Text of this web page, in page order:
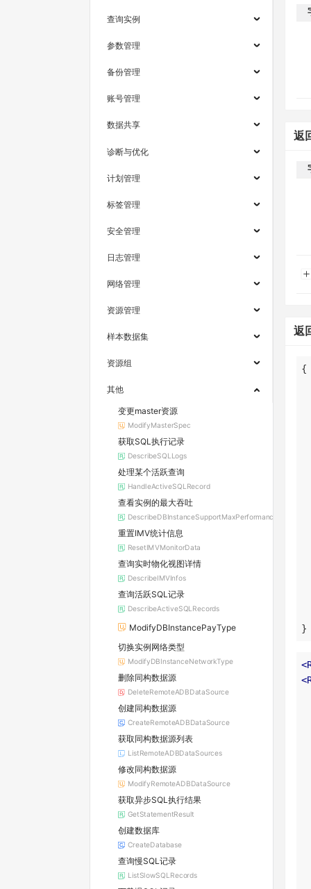
查询实例
参数管理
备份管理
账号管理
数据共享
诊断与优化
计划管理
标签管理
安全管理
日志管理
网络管理
资源管理
样本数据集
资源组
其他
变更master资源
ModifyMasterSpec
获取SQL执行记录
DescribeSQLLogs
处理某个活跃查询
HandleActiveSQLRecord
查看实例的最大吞吐
DescribeDBInstanceSupportMaxPerformance
重置IMV统计信息
ResetIMVMonitorData
查询实时物化视图详情
DescribeIMVInfos
查询活跃SQL记录
DescribeActiveSQLRecords
ModifyDBInstancePayType
切换实例网络类型
ModifyDBInstanceNetworkType
删除同构数据源
DeleteRemoteADBDataSource
创建同构数据源
CreateRemoteADBDataSource
获取同构数据源列表
ListRemoteADBDataSources
修改同构数据源
ModifyRemoteADBDataSource
获取异步SQL执行结果
GetStatementResult
创建数据库
CreateDatabase
查询慢SQL记录
ListSlowSQLRecords
返
返
}
<
<